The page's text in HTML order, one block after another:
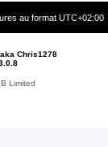
au format UTC+02:00
Chris1278
Limited